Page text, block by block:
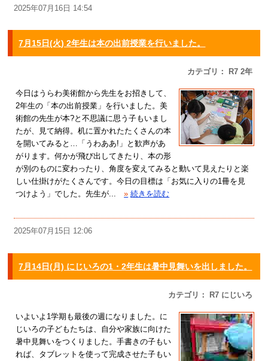
2025年07月16日 14:54
7月15日(火) 2年生は本の出前授業を行いました。
カテゴリ： R7 2年
今日はうらわ美術館から先生をお招きして、
2年生の「本の出前授業」を行いました。美
術館の先生が本?と不思議に思う子もいまし
たが、見て納得。机に置かれたたくさんの本
を開いてみると…「うわああ!」と歓声があ
がります。何かが飛び出してきたり、本の形
が別のものに変わったり、角度を変えてみると動いて見えたりと楽
しい仕掛けがたくさんです。今日の目標は「お気に入りの1冊を見
つけよう」でした。先生が...
» 続きを読む
2025年07月15日 12:06
7月14日(月) にじいろの1・2年生は暑中見舞いを出しました。
カテゴリ： R7 にじいろ
いよいよ1学期も最後の週になりました。に
じいろの子どもたちは、自分や家族に向けた
暑中見舞いをつくりました。手書きの子もい
れば、タブレットを使って完成させた子もい